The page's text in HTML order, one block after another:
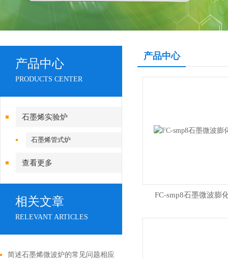
产品中心
PRODUCTS CENTER
石墨烯实验炉
石墨烯管式炉
查看更多
相关文章
RELEVANT ARTICLES
简述石墨烯微波炉的常见问题相应
产品中心
FC-smp8石墨微波膨